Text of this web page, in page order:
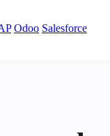
Odoo Salesforce